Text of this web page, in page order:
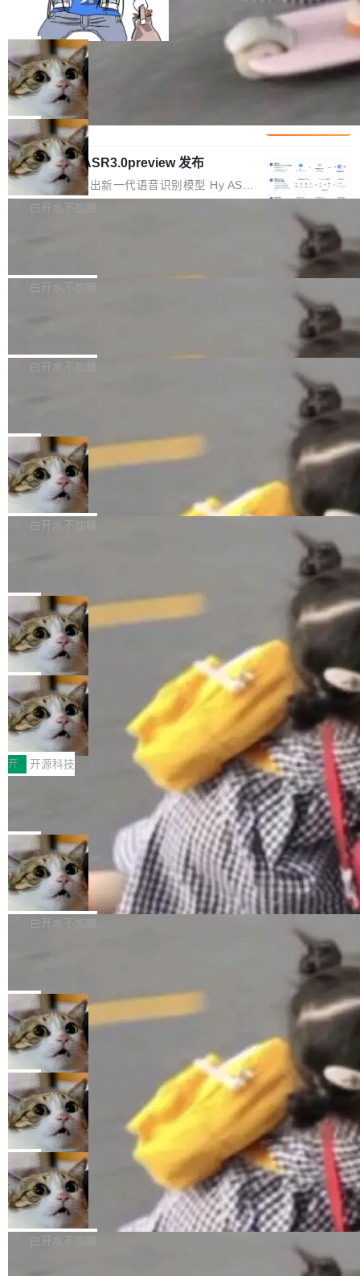
x / Windows / Harmony PC。 # macOS / Linu
x / Harmony PC curl -fsSL https://solon.noea
r.org/solon...
个文件，其规模远超单次模型调用可承载的上下
文窗口。随着项目规模的持续扩张与代码历史的
不断累积，代码仓中的模块关系、接口契约、业
务逻辑等关键信息往往分散于数十乃至数百个文
件之中，形成高度复杂的知识关联网络。传统的
代码检索手段（如关键词匹配、目录遍历）仅能
在语法层面完成文本定位，难以触及代码的语义
内涵与结构关联，导致开发者使用代码智能体在
理解大规模代码仓时面临显著"代码仓理解"瓶
颈。 代码仓深度理解服务（以下简称" CodeBas
e深度理解服务"）是华为云码道（CodeA...
一条“删库”命令跑 17 小时，算法工程
师删光 89TB 数据只为干私活
最高人民检察院8月4日公布了一起案件：北京一
名90后算法工程师王某，为了给自己接的私活腾
服务器空间，删光了公司AI游戏部门的全部核心
数据。 王某2024年1月入职东城区某科技公司AI
短剧部门，有互联网大厂背景。在公司内部架构
调整期间，部门三次通知全员将数据从A集群迁
移到B集群，王某都回复了"收到"。 他没有迁移
数据。2024年9月3日下午4点，他使用此前登录
的账号密码进入A集群，输入了一条被程序员圈
称为"删库跑路"的命令——最高管理员权限、无
自研的多个文生3D和...
局
Cloudflare 分享推理优化实践：KV ca
che 量化 + 权重压缩，吞吐量提升 4
1%，成本降 30%
Kimi 和 GLM 是当前最强的大模型系列之一，但
它们有一个共同的问题：太吃显存了。月之暗面
的 Kimi K 系列和智谱的 GLM 都是长上下文、M
oE 架构的大模型，好用到让人上瘾，但 GPU 显
存永远不够用。 Cloudflare 的 Workers AI 团队
一直在跑这些模型的推理。他们在官方博客上发
整性保护。效果是：吞吐量提升 41%，每 token
局
腾讯混元 Hy ASR3.0preview 发布
腾讯混元正式推出新一代语音识别模型 Hy ASR
3.0preview。基于最新一代大语言模型 Hy3 的
让语音识别不再只是听清，而是真正听懂。通过
w 不要求标准普通话，方言识别覆盖粤语、吴语
白开水不加糖
新和少量网页兼容性修复版本。 Changes/fixe
容提供的字体时出现的几个问题 为避免音频加
质的最低采样率）的音频格式将被拒绝 修复了 C
SS 圆角虚线样式中可能存在的问题 如果表单中
的图像元素不在同一个子树中，则它们将不再关
联 加...
白开水不加糖
发布的 Release Notes，他利用 AI 工具（如 Co
最强的若干项。对于尚未正式发版的 PG 19，则
通过拉取过去一年内（从 PG 18 Beta1 时间点
至今）的所有 commit，同样交由 AI 分析提炼。
经过人工复核，准确度令人满意。这一方法也为
社区爱好者提供了高效跟踪新版本的思路。
白开水不加糖
维护工作一直与我的日常工作、家务、社交生活
和休闲娱乐竞争时间。" 这是 libexpat 维护者 S
ebastian Pipping 写在博客里的话。8 月 4 日，
他宣布了一个新消息：从 2026 年 8 月 1 日起，
他可以全职维护 libexpat 了，最长 6 个月。发
库之一。你的操作系统、浏览器、无数的基础设
施软件，很可能都在用它。而过去十年，维护它
的人一直在用业余...
局
Firefox 153.0.3 发布
Firefox 153.0.3 现已发布，具体更新内容如
下： New Smart Window 包含多项增强功能：
gi?id=2019042">Bug&nbsp;2019042</a>）</l
i> <li>现在，助手可以直接使用 Exa 的网络搜索
结果回答问题，而无需将问题转交给搜索引擎。
（<a href="https://bugzilla.mozilla.org/show_
bug.cgi?id=204...
白开水不加糖
的 npm 包。项目的核心论点是：容器不适合 Ag
ent 计算。真正适合的，是 Isolate。 Cloudflare
工程师在这件事上没什么可谦虚的——他们用 W
orkers 跑了十年 Isolate。用 CEO Matthew Pri
nce 的话说：「我们一生都在用 Isolate 运行代
码，而 AI Agent 不需要容器，它们需要的是 Iso
late。」 容器为什么不合适 容器的问题在于启动
和销毁都太重了。一个 Agent 要执行的任务可能
只需要几毫秒的 CPU 时间，但容器从冷启动到
就绪要花数秒。如果未来有十...
局
OpenAI 公开邮件和聊天记录回应苹果
诉讼，称“Apple is getting this wron
g”
上个月，苹果一纸诉状把 OpenAI 告上法庭，指
控其挖角苹果前员工并窃取商业秘密。苹果的诉
状把 OpenAI 描述成一个系统性地从前东家挖
人、套取机密信息的对手。 OpenAI 没发律师
函，也没选择庭外沉默。它在官网贴了一篇博
文，标题只有六个字：Apple is getting this wro
ng。 然后，它把邮件往来和 iMessage 聊天记
录全贴了出来。 他发错人了 苹果外部律师 Gabr
iel Gross 来自 Weil 律所，2 月 23 日下午 5:53
给 OpenAI 总法律顾问 Che Chang 发了封邮
件，附了一封长信，要求 OpenAI 配合调查前苹
果员工带走机密信...
局
HUAWEI MatePad Edge上架WorkBu
ddy鸿蒙PC版，说话就能干活的AI办公
搭子
全能AI工作台WorkBuddy鸿蒙PC版上架HUAWE
I MatePad Edge应用市场，直接下载即可使
用，与鸿蒙电脑上的体验一致。值得一提的是，
这是目前市面上唯一支持平板接入WorkBuddy P
C版的产品，搭载“人机双写”重磅功能——你写
你的，AI写AI的，同屏协作互不干扰。一句话让
AI帮你干活，现在开启全新体验！ 温馨提示：
体验WorkBuddy鸿蒙PC版前，请将 HUAWEI M
atePad Edge 升级至 HarmonyOS 6.1.0.135S
P9 patch03及以上版本。 *升级路径：设置 > 搜
开 开源科技
FFmpeg 9.0 发布：代号“Lei”，以此纪
全球知名开源多媒体框架 FFmpeg 今天正式发
布了 9.0 版本。这个版本除了带来新一代音视频
处理能力和硬件加速支持之外，还有一个特殊之
处：FFmpeg 9.0 的代号是“Lei”。 这个名字，
来自中国开发者雷霄骅（Lei Xiaohua）。 对于
很多中国音视频开发者而言，这个名字并不陌
“启蒙老师”。 而今年，恰好是雷霄骅离世十周
年。FFmpeg 社区最终选择用一个大版本的名
字，留下了这份纪念。 雷霄骅曾是中国传媒大学
数字电视技术方向的博士生，长期从事视频、音
频技...
局
亚马逊成本失控：AI 写代码烧掉 1215
万元，超预算 860%
外媒近日曝光了亚马逊的多份内部报告显示，AI
导致公司在多个项目上超支。《金融时报》报道
编写程序，目标是完成电商平台作者信息与商品
列表的数据匹配 —— 一项常规的数据处理任
务，最终却产生了 180 万美元的账单，实际支出
超出原定预算 860%。 更令人意外的是，该项目
最终并未成功落地，而高额算力消耗持续运行长
达 5 个月，公司直到财务对账时才察觉异常。这
意味着一个无人看管的 AI 程序，在近半年时间
里日夜不停地"烧钱"。 复盘显示，...
白开水不加糖
e CEO Clément Delangue 在 CNBC 的采访里
没有拐弯抹角。他说中国正在赢得 AI 竞赛，而
且按目前的速度，中国 AI 工具预计在今年底或
2027 年就能追上美国前沿实验室的水平。 Dela
ngue 把原因归结为一件事：开放协作。中国的
AI 开发者在一个共享和协作的生态里加速迭代，
而美国模型厂商在"闭门造车"。他的原话是 "buil
ding in silos"——各自为战，互不通气。 这个判
断从他嘴里说出来分量不同。Hugging Face 是
全球最大的开源 AI 平台，上面跑着上百万个模
型。谁在开源赛道上领先，...
局
当 AI agent 把源码变成了最好的扩展系
统，开发者工具必须开源
五年前，David Crawshaw 问过很多软件工程师
一个问题：你写过什么给自己用的程序？答案几
乎都是没有。工程师们整天用别人写的程序写程
序给别人用。偶尔有人自己写个博客系统、智能
家居控制、家庭实验室，都算稀奇事。 Crawsh
aw 是 Shelley 的作者，一个开源 AI coding age
nt。他最近在博客上写了一篇文章，核心论点很
简单：开发者工具必须开源。 理由不是传统的自
由软件情怀，而是一个跟 AI agent 直接相关的
技术判断。 两行 prompt 就能个性化任何软件 C
局
DeepSeek Harness 宣布内测邀请，全
网最大规模开源 Agent 路演现场诞生
一条内测招募帖，发出去的时候大概没人想到它
会变成一场开源 Agent 生态的路演。 8月1日，
DeepSeek Harness 团队负责人崔添翼（tiany
i）在 X 上发帖： 「如果你是 Agent Harness 相
关开源项目的开发者，希望参加 DeepSeek Har
ness 的内测，可以回复或私信联系我。请附上
局
商汤 SenseNova U1.5-Lite-Preview
开源
商汤科技宣布面向社区开源轻量级统一多模态模
型的预览版本 SenseNova U1.5-Lite-Preview。
白开水不加糖